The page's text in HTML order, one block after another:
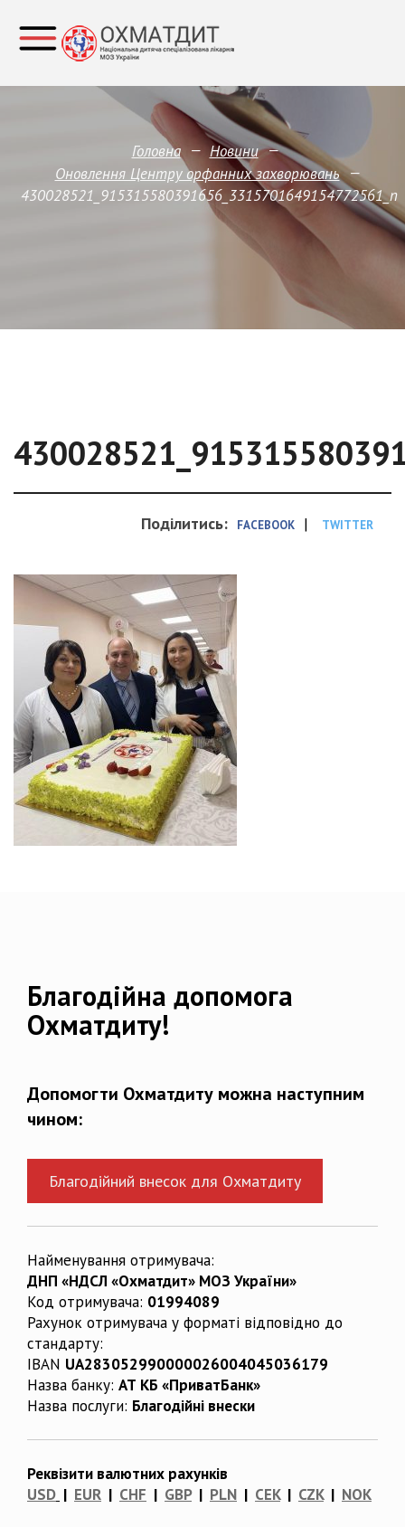
Головна — Новини —
Оновлення Центру орфанних захворювань —
430028521_915315580391656_3315701649154772561_n
Поділитись: FACEBOOK | TWITTER
Благодійна допомога
Охматдиту!
Допомогти Охматдиту можна наступним
чином:
Благодійний внесок для Охматдиту
Найменування отримувача:
ДНП «НДСЛ «Охматдит» МОЗ України»
Код отримувача: 01994089
Рахунок отримувача у форматі відповідно до
стандарту:
IBAN UA283052990000026004045036179
Назва банку: АТ КБ «ПриватБанк»
Назва послуги: Благодійні внески
Реквізити валютних рахунків
USD | EUR | CHF | GBP| PLN | CEK| CZK| NOK